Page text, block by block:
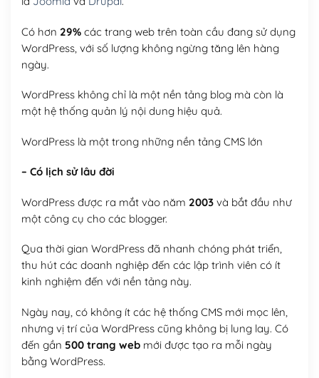
Có hơn 29%các trang web trên toàn cầu đang sử dụng
WordPress, với số lượng không ngừng tăng lên hàng
ngày.
WordPress không chỉ là một nền tảng blog mà còn là
một hệ thống quản lý nội dung hiệu quả.
WordPress là một trong những nền tảng CMS lớn
– Có lịch sử lâu đời
WordPress được ra mắt vào năm 2003và bắt đầu như
một công cụ cho các blogger.
Qua thời gian WordPress đã nhanh chóng phát triển,
thu hút các doanh nghiệp đến các lập trình viên có ít
kinh nghiệm đến với nền tảng này.
Ngày nay, có không ít các hệ thống CMS mới mọc lên,
nhưng vị trí của WordPress cũng không bị lung lay. Có
đến gần 500 trang webmới được tạo ra mỗi ngày
bằng WordPress.